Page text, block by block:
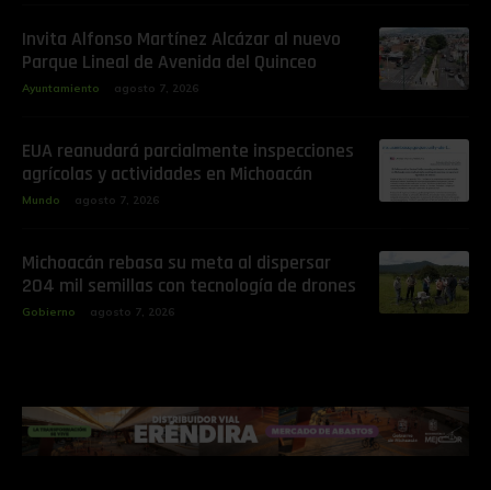
Invita Alfonso Martínez Alcázar al nuevo
Parque Lineal de Avenida del Quinceo
Ayuntamiento agosto 7, 2026
EUA reanudará parcialmente inspecciones
agrícolas y actividades en Michoacán
Mundo agosto 7, 2026
Michoacán rebasa su meta al dispersar
204 mil semillas con tecnología de drones
Gobierno agosto 7, 2026